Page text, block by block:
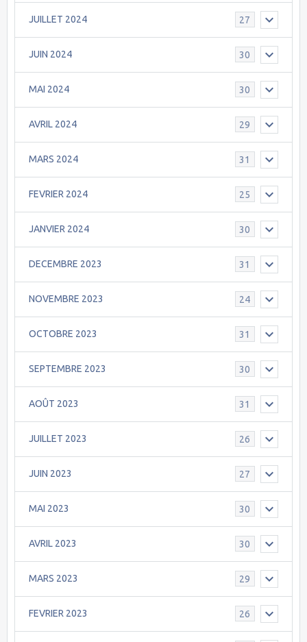
JUILLET 2024 27
JUIN 2024 30
MAI 2024 30
AVRIL 2024 29
MARS 2024 31
FEVRIER 2024 25
JANVIER 2024 30
DECEMBRE 2023 31
NOVEMBRE 2023 24
OCTOBRE 2023 31
SEPTEMBRE 2023 30
AOÛT 2023 31
JUILLET 2023 26
JUIN 2023 27
MAI 2023 30
AVRIL 2023 30
MARS 2023 29
FEVRIER 2023 26